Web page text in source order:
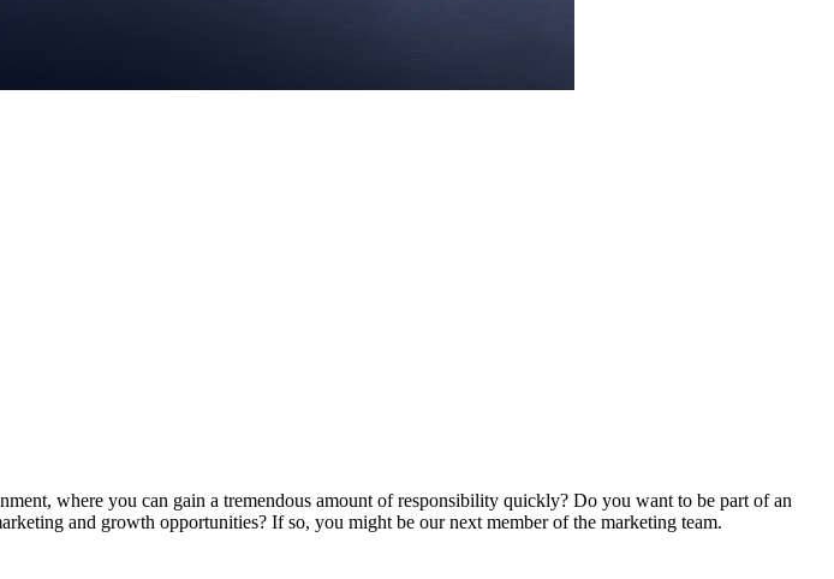
where you can gain a tremendous amount of responsibility quickly? Do you want to be part of an
and growth opportunities? If so, you might be our next member of the marketing team.